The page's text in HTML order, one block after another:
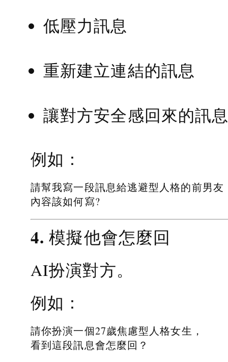
低壓力訊息
重新建立連結的訊息
讓對方安全感回來的訊
例如：
請幫我寫一段訊息給逃避型人格的前男友
內容該如何寫?
4. 模擬他會怎麼回
AI扮演對方。
例如：
請你扮演一個27歲焦慮型人格女生，
看到這段訊息會怎麼回？